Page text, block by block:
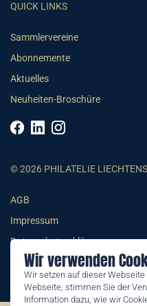
Wir verwenden
Wir setzen auf dieser
Webseite, stimmen Sie der
Information dazu, wie wir
QUICK LINKS
Sammlervereine
Abonnemente
Aktuelles
Neuheiten-Broschüre
© 2026 PHILATELIE
AGB
Impressum
Datenschutzerklärung